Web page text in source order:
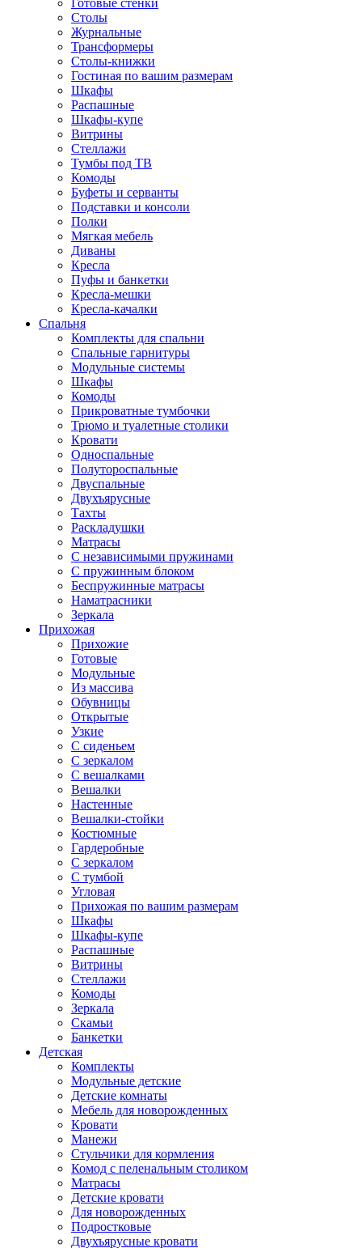
Готовые стенки
Столы
Журнальные
Трансформеры
Столы-книжки
Гостиная по вашим размерам
Шкафы
Распашные
Шкафы-купе
Витрины
Стеллажи
Тумбы под ТВ
Комоды
Буфеты и серванты
Подставки и консоли
Полки
Мягкая мебель
Диваны
Кресла
Пуфы и банкетки
Кресла-мешки
Кресла-качалки
Спальня
Комплекты для спальни
Спальные гарнитуры
Модульные системы
Шкафы
Комоды
Прикроватные тумбочки
Трюмо и туалетные столики
Кровати
Односпальные
Полутороспальные
Двуспальные
Двухъярусные
Тахты
Раскладушки
Матрасы
С независимыми пружинами
С пружинным блоком
Беспружинные матрасы
Наматрасники
Зеркала
Прихожая
Прихожие
Готовые
Модульные
Из массива
Обувницы
Открытые
Узкие
С сиденьем
С зеркалом
С вешалками
Вешалки
Настенные
Вешалки-стойки
Костюмные
Гардеробные
С зеркалом
С тумбой
Угловая
Прихожая по вашим размерам
Шкафы
Шкафы-купе
Распашные
Витрины
Стеллажи
Комоды
Зеркала
Скамьи
Банкетки
Детская
Комплекты
Модульные детские
Детские комнаты
Мебель для новорожденных
Кровати
Манежи
Стульчики для кормления
Комод с пеленальным столиком
Матрасы
Детские кровати
Для новорожденных
Подростковые
Двухъярусные кровати